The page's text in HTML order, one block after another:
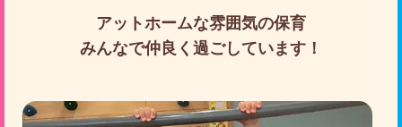
アットホームな雰囲気の保育
みんなで仲良く過ごしています！